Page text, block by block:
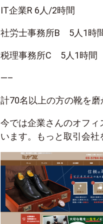
IT企業R 6人/2時間
社労士事務所B 5人1時
税理事務所C 5人1時間
—–
計70名以上の方の靴を磨
今では企業さんのオフ
います。もっと取引会社